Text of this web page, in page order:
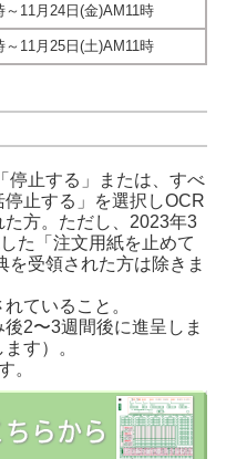
11月24日(金)AM11時
11月25日(土)AM11時
停止する」または、すべ
止する」を選択しOCR
方。 ただし、2023年3
た「注文用紙を止めて
を受領された方は除きま
ていること。
2〜3週間後に進呈しま
す）。
。